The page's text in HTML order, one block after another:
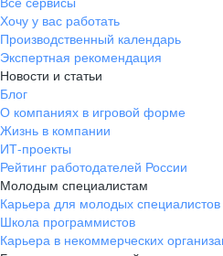
Хочу у вас работать
Производственный календарь
Экспертная рекомендация
Новости и статьи
Блог
О компаниях в игровой форме
Жизнь в компании
ИТ-проекты
Рейтинг работодателей России
Молодым специалистам
Карьера для молодых специалистов
Школа программистов
Карьера в некоммерческих